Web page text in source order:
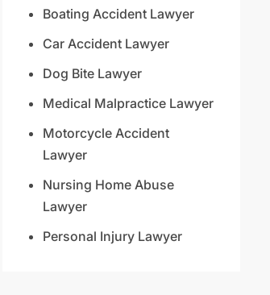
Boating Accident Lawyer
Car Accident Lawyer
Dog Bite Lawyer
Medical Malpractice Lawyer
Motorcycle Accident
Lawyer
Nursing Home Abuse
Lawyer
Personal Injury Lawyer